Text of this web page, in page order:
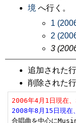
境 へ行く。
1
2
3
追加された
削除された
2006年4月1日現在
2008年8月15日現在
合唱曲を中心に